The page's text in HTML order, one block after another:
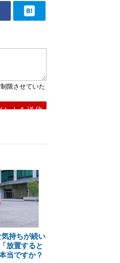
持ちが続い
放置すると
当ですか？